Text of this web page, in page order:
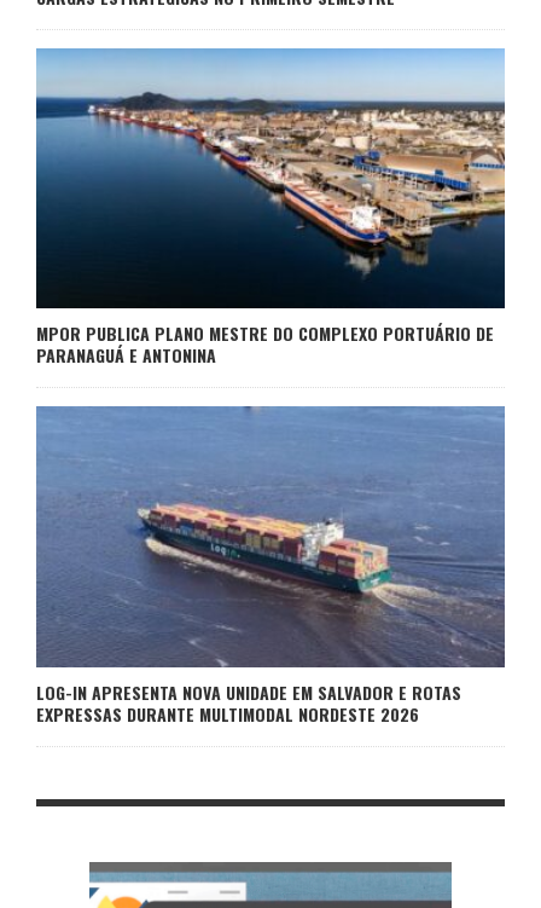
MPOR PUBLICA PLANO MESTRE DO COMPLEXO PORTUÁRIO DE
PARANAGUÁ E ANTONINA
LOG-IN APRESENTA NOVA UNIDADE EM SALVADOR E ROTAS
EXPRESSAS DURANTE MULTIMODAL NORDESTE 2026